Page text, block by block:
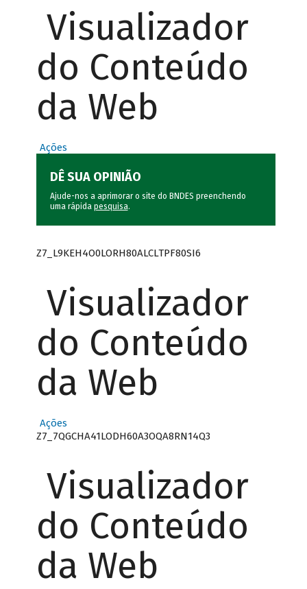
Visualizador
do Conteúdo
da Web
Ações
DÊ SUA OPINIÃO
Ajude-nos a aprimorar o site do BNDES preenchendo
uma rápida pesquisa.
Z7_L9KEH4O0LORH80ALCLTPF80SI6
Visualizador
do Conteúdo
da Web
Ações
Z7_7QGCHA41LODH60A3OQA8RN14Q3
Visualizador
do Conteúdo
da Web